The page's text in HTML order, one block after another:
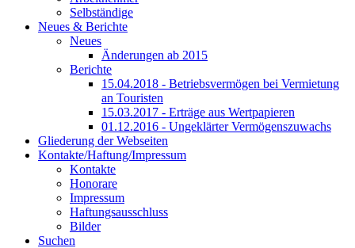
Selbständige
Neues & Berichte
Neues
Änderungen ab 2015
Berichte
15.04.2018 - Betriebsvermögen bei Vermietung
an Touristen
15.03.2017 - Erträge aus Wertpapieren
01.12.2016 - Ungeklärter Vermögenszuwachs
Gliederung der Webseiten
Kontakte/Haftung/Impressum
Kontakte
Honorare
Impressum
Haftungsausschluss
Bilder
Suchen